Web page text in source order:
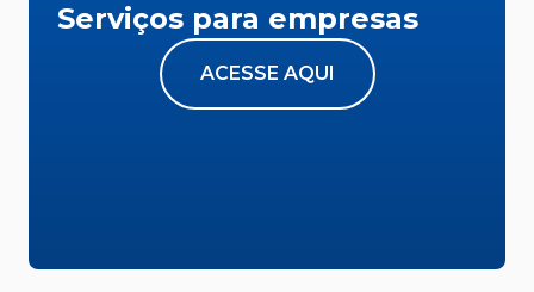
Serviços para empresas
ACESSE AQUI